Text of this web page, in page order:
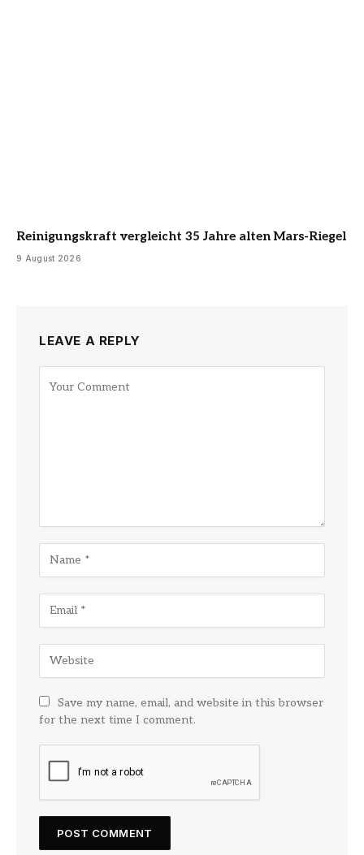
Reinigungskraft vergleicht 35 Jahre alten Mars-Riegel
9 August 2026
LEAVE A REPLY
Save my name, email, and website in this browser
for the next time I comment.